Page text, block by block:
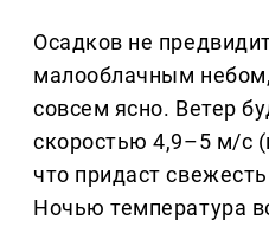
Осадков не
малооблачным
совсем ясно. Ветер
скоростью 4,9–5 м/с
что придаст
Ночью температура